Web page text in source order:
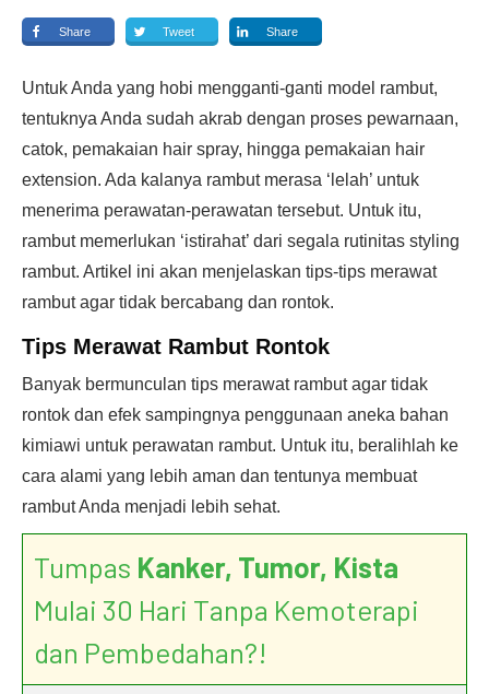
Share Tweet Share
Untuk Anda yang hobi mengganti-ganti model rambut,
tentuknya Anda sudah akrab dengan proses pewarnaan,
catok, pemakaian hair spray, hingga pemakaian hair
extension. Ada kalanya rambut merasa ‘lelah’ untuk
menerima perawatan-perawatan tersebut. Untuk itu,
rambut memerlukan ‘istirahat’ dari segala rutinitas styling
rambut. Artikel ini akan menjelaskan tips-tips merawat
rambut agar tidak bercabang dan rontok.
Tips Merawat Rambut Rontok
Banyak bermunculan tips merawat rambut agar tidak
rontok dan efek sampingnya penggunaan aneka bahan
kimiawi untuk perawatan rambut. Untuk itu, beralihlah ke
cara alami yang lebih aman dan tentunya membuat
rambut Anda menjadi lebih sehat.
Tumpas Kanker, Tumor, Kista
Mulai 30 Hari Tanpa Kemoterapi
dan Pembedahan?!